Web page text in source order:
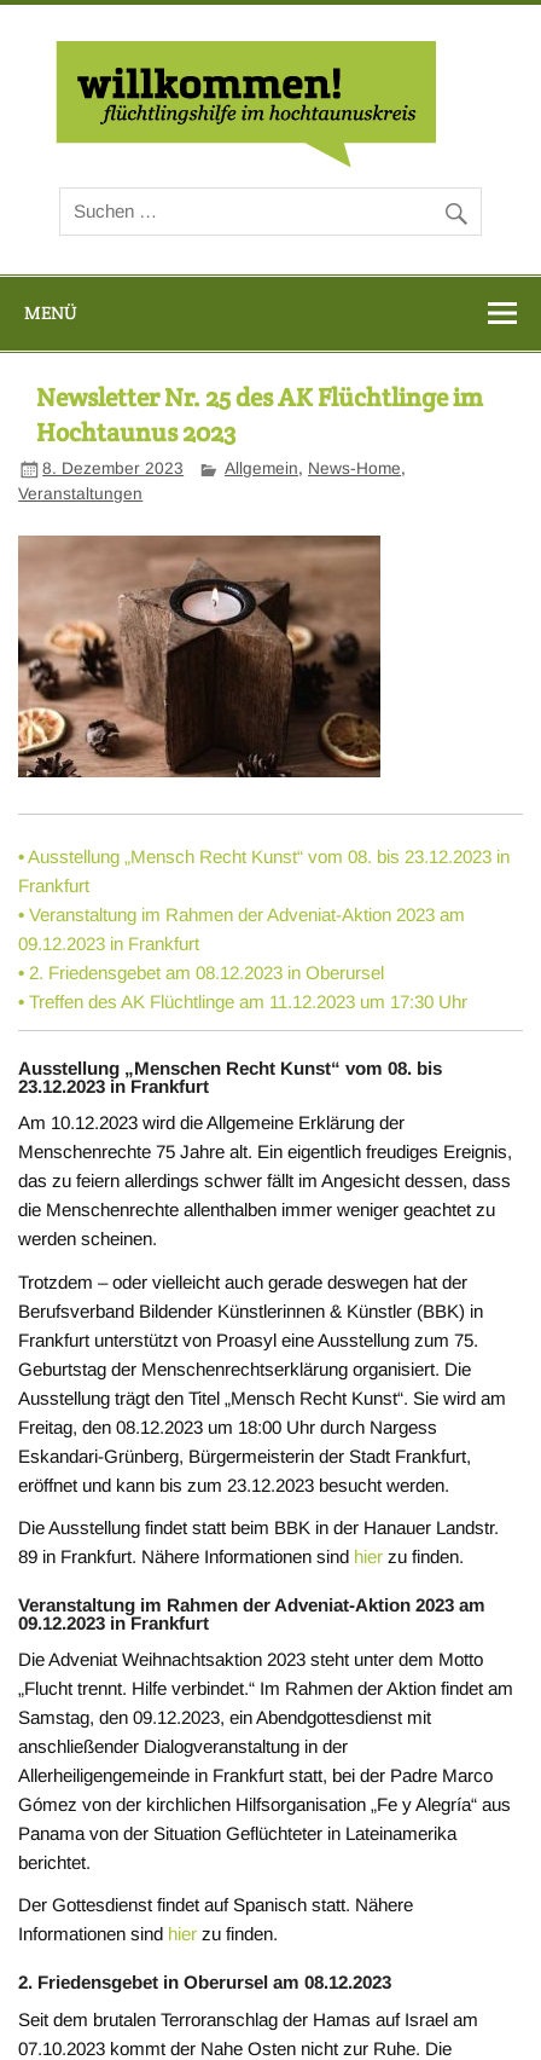
Zum
springen
MENÜ
Newsletter Nr. 25 des AK Flüchtlinge im
Hochtaunus 2023
8. Dezember 2023 Allgemein, News-Home,
Veranstaltungen
•Ausstellung „Mensch Recht Kunst“ vom 08. bis 23.12.2023 in
Frankfurt
• Veranstaltung im Rahmen der Adveniat-Aktion 2023 am
09.12.2023 in Frankfurt
• 2. Friedensgebet am 08.12.2023 in Oberursel
• Treffen des AK Flüchtlinge am 11.12.2023 um 17:30 Uhr
Ausstellung „Menschen Recht Kunst“ vom 08. bis
23.12.2023 in Frankfurt
Am 10.12.2023 wird die Allgemeine Erklärung der
Menschenrechte 75 Jahre alt. Ein eigentlich freudiges Ereignis,
das zu feiern allerdings schwer fällt im Angesicht dessen, dass
die Menschenrechte allenthalben immer weniger geachtet zu
werden scheinen.
Trotzdem – oder vielleicht auch gerade deswegen hat der
Berufsverband Bildender Künstlerinnen & Künstler (BBK) in
Frankfurt unterstützt von Proasyl eine Ausstellung zum 75.
Geburtstag der Menschenrechtserklärung organisiert. Die
Ausstellung trägt den Titel „Mensch Recht Kunst“. Sie wird am
Freitag, den 08.12.2023 um 18:00 Uhr durch Nargess
Eskandari-Grünberg, Bürgermeisterin der Stadt Frankfurt,
eröffnet und kann bis zum 23.12.2023 besucht werden.
Die Ausstellung findet statt beim BBK in der Hanauer Landstr.
89 in Frankfurt. Nähere Informationen sind hier zu finden.
Veranstaltung im Rahmen der Adveniat-Aktion 2023 am
09.12.2023 in Frankfurt
Die Adveniat Weihnachtsaktion 2023 steht unter dem Motto
„Flucht trennt. Hilfe verbindet.“ Im Rahmen der Aktion findet am
Samstag, den 09.12.2023, ein Abendgottesdienst mit
anschließender Dialogveranstaltung in der
Allerheiligengemeinde in Frankfurt statt, bei der Padre Marco
Gómez von der kirchlichen Hilfsorganisation „Fe y Alegría“ aus
Panama von der Situation Geflüchteter in Lateinamerika
berichtet.
Der Gottesdienst findet auf Spanisch statt. Nähere
Informationen sind hier zu finden.
2. Friedensgebet in Oberursel am 08.12.2023
Seit dem brutalen Terroranschlag der Hamas auf Israel am
07.10.2023 kommt der Nahe Osten nicht zur Ruhe. Die